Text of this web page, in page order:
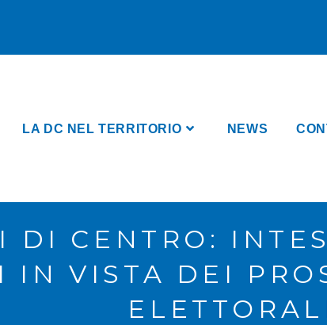
LA DC NEL TERRITORIO NEWS
DI CENTRO:
IN VISTA DEI